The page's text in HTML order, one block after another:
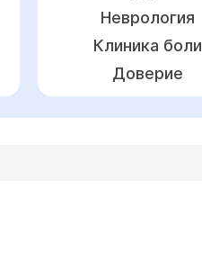
Неврология
Клиника боли
Доверие